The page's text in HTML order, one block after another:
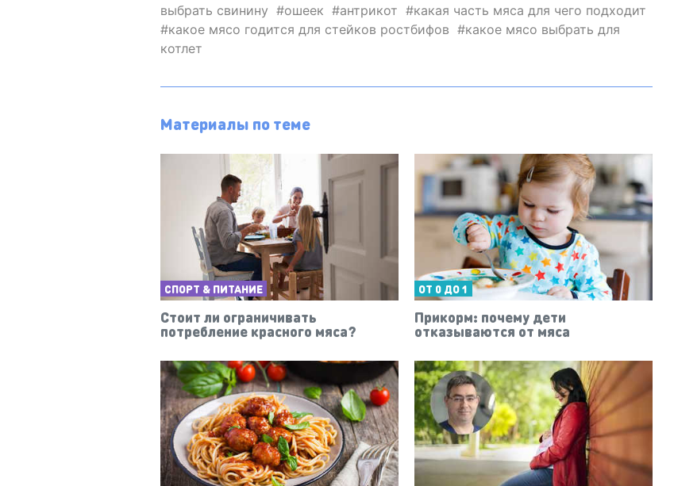
выбрать свинину
ошеек антрикот
какая часть мяса для чего подходит
какое мясо годится для стейков ростбифов
какое мясо выбрать для
котлет
Материалы по теме
СПОРТ & ПИТАНИЕ
Стоит ли ограничивать
потребление красного мяса?
ОТ 0 ДО 1
Прикорм: почему дети
отказываются от мяса